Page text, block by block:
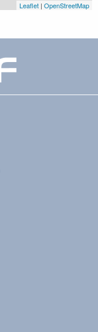
Leaflet | OpenStreetMap